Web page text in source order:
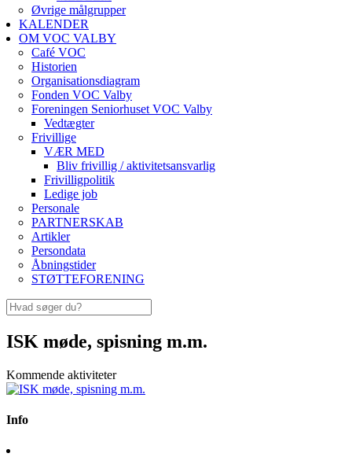
Øvrige målgrupper
KALENDER
OM VOC VALBY
Café VOC
Historien
Organisationsdiagram
Fonden VOC Valby
Foreningen Seniorhuset VOC Valby
Vedtægter
Frivillige
VÆR MED
Bliv frivillig / aktivitetsansvarlig
Frivilligpolitik
Ledige job
Personale
PARTNERSKAB
Artikler
Persondata
Åbningstider
STØTTEFORENING
ISK møde, spisning m.m.
Kommende aktiviteter
Info